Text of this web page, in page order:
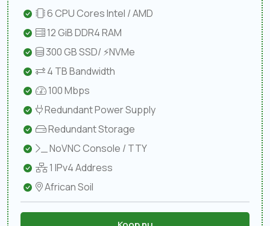
6 CPU Cores Intel / AMD
12 GiB DDR4 RAM
300 GB SSD/ ⚡NVMe
4 TB Bandwidth
100 Mbps
Redundant Power Supply
Redundant Storage
NoVNC Console / TTY
1 IPv4 Address
African Soil